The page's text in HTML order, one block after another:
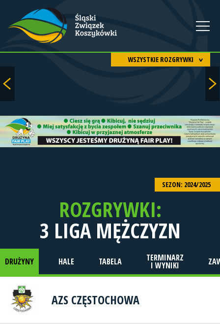
WSZYSTKIE ROZGRYWKI
SEZON: 2024/2025
ROZGRYWKI:
3 LIGA MĘŻCZYZN
DRUŻYNY HALE TABELA TERMINARZ
I WYNIKI
AZS CZĘSTOCHOWA